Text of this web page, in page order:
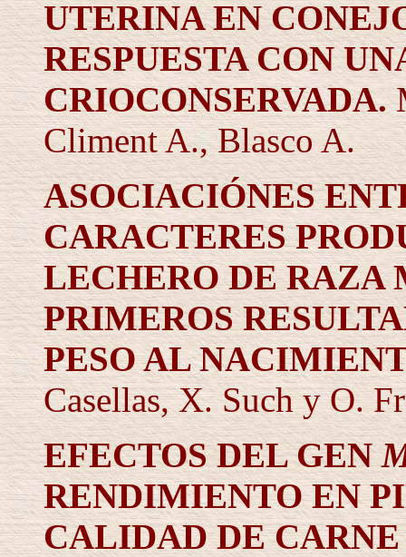
UTERINA EN
RESPUESTA CON
CRIOCONSERVADA.
Climent A., Blasco A.
ASOCIACIÓNES
CARACTERES
LECHERO DE RAZA
PRIMEROS
PESO AL
Casellas, X. Such y O.
EFECTOS DEL GEN
RENDIMIENTO EN
CALIDAD DE